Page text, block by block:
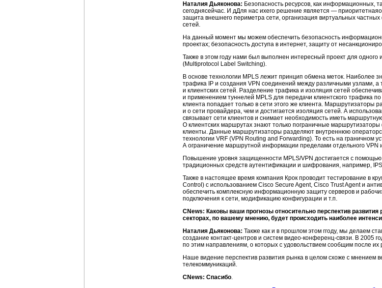
Наталия Дьяконова: Безопасность ресурсов, как информационных,
сегоднясейчас. И дДля нас ихего решение является —
защита внешнего периметра сети, организация виртуальных
сетей.
На данный момент мы можем обеспечить безопасность
проектах; безопасность доступа в интернет, защиту от
Также в этом году нами был выполнен интересный проект для одного
(Multiprotocol Label Switching).
В основе технологии MPLS лежит принцип обмена меток. Наиболее
трафика IP и создания VPN соединений между различными узлами, а
и клиентских сетей. Разделение трафика и изоляция сетей
и применением туннелей MPLS для передачи клиентского трафика
клиента попадает только в сети этого же клиента.
и о сети провайдера, чем и достигается изоляция сетей. А
связывает сети клиентов и снимает необходимость иметь
О клиентских маршрутах знают только пограничные
клиенты. Данные маршрутизаторы разделяют внутреннюю
технологии VRF (VPN Routing and Forwarding). То есть на граничном
А ограничение маршрутной информации пределами отдельного VPN
Повышение уровня защищенности MPLS/VPN достигается с
традиционных средств аутентификации и шифрования, например,
Также в настоящее время компания Крок проводит тестирование в
Control) с использованием Cisco Secure Agent, Cisco Trust Agent и
обеспечить комплексную информационную защиту серверов и
подключения к сети, модификацию конфигурации и т.п.
CNews: Каковы ваши прогнозы относительно перспектив
секторах, по вашему мнению, будет происходить наиболее
Наталия Дьяконова: Также как и в прошлом этом ггоду, мы делаем
создание контакт-центров и систем видео-конференц-связи. В 2005
по этим направлениям, о которых с удовольствием сообщим после их
Наше видение перспектив развития рынка в целом схоже с мнением
телекоммуникаций.
CNews: Спасибо.